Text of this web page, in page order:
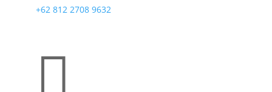
+62 812 2708 9632
